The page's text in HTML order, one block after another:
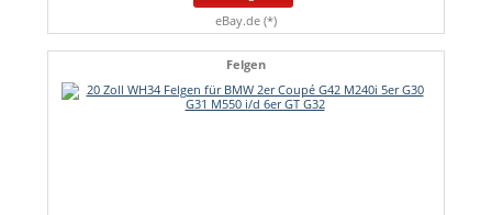
eBay.de (*)
Felgen